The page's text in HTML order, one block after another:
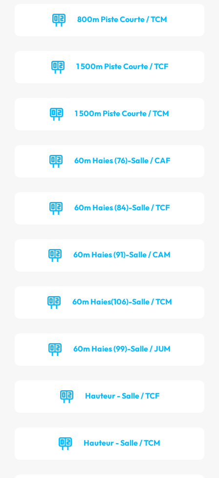
800m Piste Courte / TCM
1 500m Piste Courte / TCF
1 500m Piste Courte / TCM
60m Haies (76)-Salle / CAF
60m Haies (84)-Salle / TCF
60m Haies (91)-Salle / CAM
60m Haies(106)-Salle / TCM
60m Haies (99)-Salle / JUM
Hauteur - Salle / TCF
Hauteur - Salle / TCM